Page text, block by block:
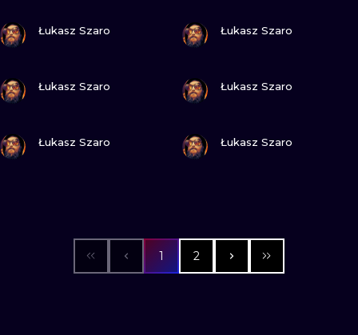
Łukasz Szaro Łukasz Szaro
Łukasz Szaro Łukasz Szaro
Łukasz Szaro Łukasz Szaro
1 2